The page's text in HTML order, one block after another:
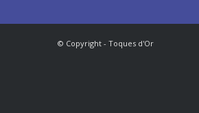
© Copyright - Toques d'Or